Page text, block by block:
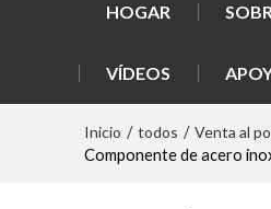
HOGAR
VÍDEOS
Inicio / todos / Venta al
Componente de acero